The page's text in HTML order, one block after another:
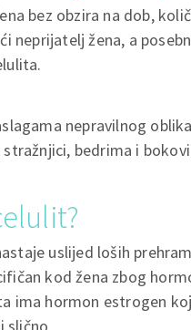
bez obzira na dob,
neprijatelj žena, a
nepravilnog
bedrima i
uslijed loših
kod žena zbog
ima hormon estrogen
slično.